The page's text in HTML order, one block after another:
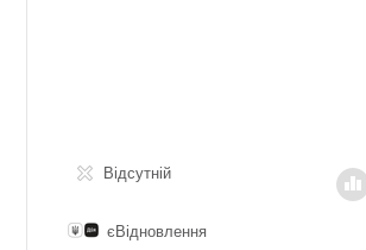
Відсутній
єВідновлення